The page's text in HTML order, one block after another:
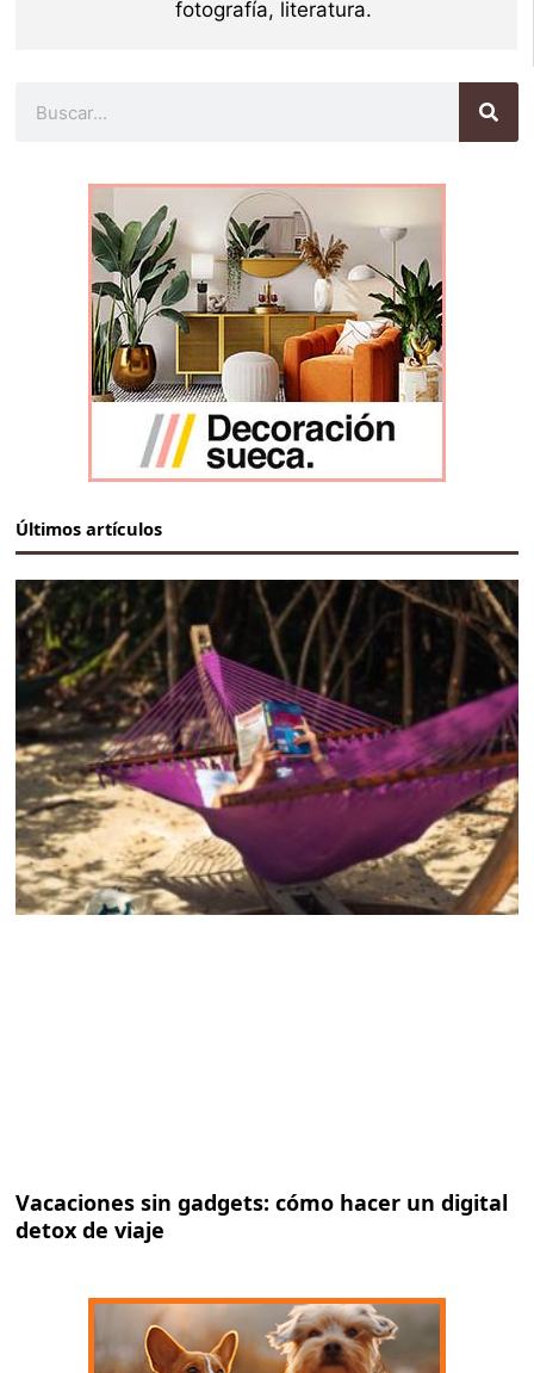
fotografía, literatura.
Últimos artículos
Vacaciones sin gadgets: cómo hacer un digital
detox de viaje